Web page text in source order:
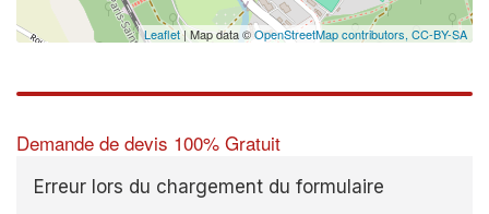
Leaflet| Map data ©OpenStreetMap contributors, CC-BY-SA
Demande de devis 100% Gratuit
Erreur lors du chargement du formulaire